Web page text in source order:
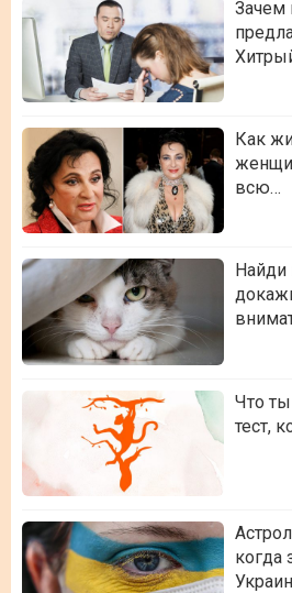
Зачем
Как
всю…
Найди
Что
тест,
когда